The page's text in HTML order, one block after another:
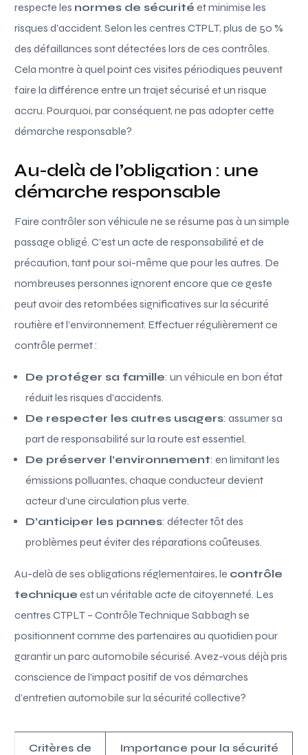
respecte les normes de sécurité et minimise les
risques d’accident. Selon les centres CTPLT, plus de 50 %
des défaillances sont détectées lors de ces contrôles.
Cela montre à quel point ces visites périodiques peuvent
faire la différence entre un trajet sécurisé et un risque
accru. Pourquoi, par conséquent, ne pas adopter cette
démarche responsable?
Au-delà de l’obligation : une
démarche responsable
Faire contrôler son véhicule ne se résume pas à un simple
passage obligé. C’est un acte de responsabilité et de
précaution, tant pour soi-même que pour les autres. De
nombreuses personnes ignorent encore que ce geste
peut avoir des retombées significatives sur la sécurité
routière et l’environnement. Effectuer régulièrement ce
contrôle permet :
De protéger sa famille: un véhicule en bon état
réduit les risques d’accidents.
De respecter les autres usagers: assumer sa
part de responsabilité sur la route est essentiel.
De préserver l’environnement: en limitant les
émissions polluantes, chaque conducteur devient
acteur d’une circulation plus verte.
D’anticiper les pannes: détecter tôt des
problèmes peut éviter des réparations coûteuses.
Au-delà de ses obligations réglementaires, le contrôle
technique est un véritable acte de citoyenneté. Les
centres CTPLT – Contrôle Technique Sabbagh se
positionnent comme des partenaires au quotidien pour
garantir un parc automobile sécurisé. Avez-vous déjà pris
conscience de l’impact positif de vos démarches
d’entretien automobile sur la sécurité collective?
Critères de
Importance pour la sécurité